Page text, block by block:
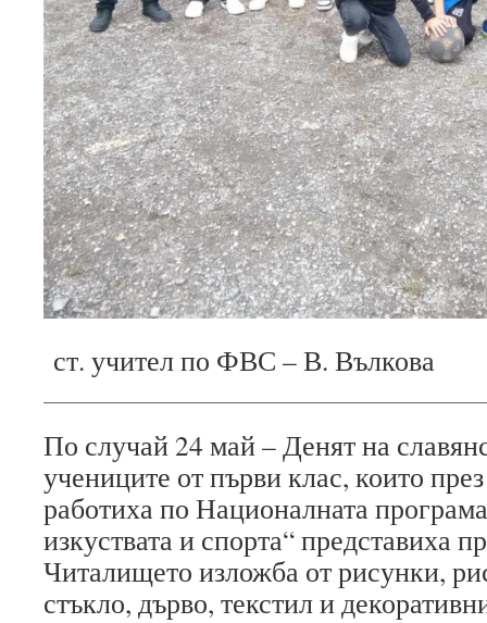
ст. учител по ФВС – В. Вълкова
По случай 24 май – Денят на
учениците от първи клас, които
работиха по Националната
изкуствата и спорта“ представиха
Читалището изложба от рисунки,
стъкло, дърво, текстил и